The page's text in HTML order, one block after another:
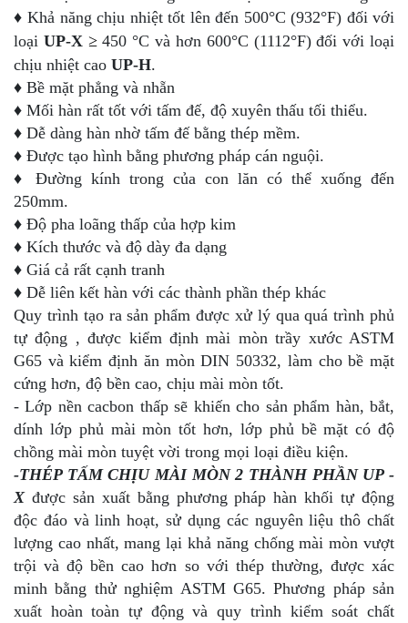
♦ Khả năng chịu nhiệt tốt lên đến 500°C (932°F) đối với
loại UP-X ≥450 °C và hơn 600°C (1112°F) đối với loại
chịu nhiệt cao UP-H.
♦ Bề mặt phẳng và nhẵn
♦ Mối hàn rất tốt với tấm đế, độ xuyên thấu tối thiểu.
♦ Dễ dàng hàn nhờ tấm đế bằng thép mềm.
♦ Được tạo hình bằng phương pháp cán nguội.
♦ Đường kính trong của con lăn có thể xuống đến
250mm.
♦ Độ pha loãng thấp của hợp kim
♦ Kích thước và độ dày đa dạng
♦ Giá cả rất cạnh tranh
♦ Dễ liên kết hàn với các thành phần thép khác
Quy trình tạo ra sản phẩm được xử lý qua quá trình phủ
tự động , được kiểm định mài mòn trầy xước ASTM
G65 và kiểm định ăn mòn DIN 50332, làm cho bề mặt
cứng hơn, độ bền cao, chịu mài mòn tốt.
- Lớp nền cacbon thấp sẽ khiến cho sản phẩm hàn, bắt,
dính lớp phủ mài mòn tốt hơn, lớp phủ bề mặt có độ
chồng mài mòn tuyệt vời trong mọi loại điều kiện.
-THÉP TẤM CHỊU MÀI MÒN 2 THÀNH PHẦN UP -
Xđược sản xuất bằng phương pháp hàn khối tự động
độc đáo và linh hoạt, sử dụng các nguyên liệu thô chất
lượng cao nhất, mang lại khả năng chống mài mòn vượt
trội và độ bền cao hơn so với thép thường, được xác
minh bằng thử nghiệm ASTM G65. Phương pháp sản
xuất hoàn toàn tự động và quy trình kiểm soát chất